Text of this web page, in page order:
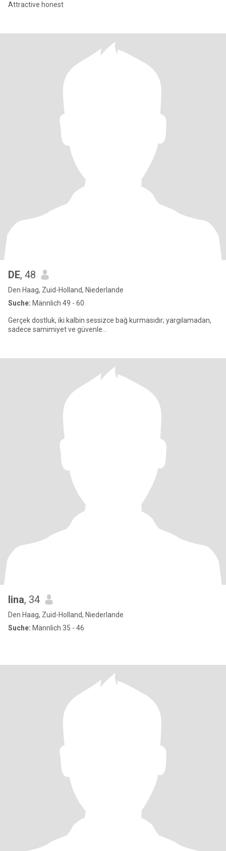
Attractive honest
DE, 48
Den Haag, Zuid-Holland, Niederlande
Suche: Männlich 49 - 60
Gerçek dostluk, iki kalbin sessizce bağ kurmasıdır; yargılamadan,
sadece samimiyet ve güvenle…
lina, 34
Den Haag, Zuid-Holland, Niederlande
Suche: Männlich 35 - 46